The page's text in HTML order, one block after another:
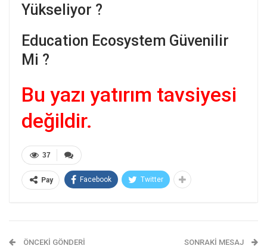
Yükseliyor ?
Education Ecosystem Güvenilir
Mi ?
Bu yazı yatırım tavsiyesi
değildir.
37
Pay Facebook Twitter
ÖNCEKI GÖNDERI SONRAKI MESAJ